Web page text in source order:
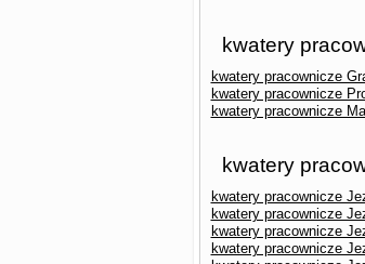
kwatery
kwatery pracownicze
kwatery pracownicze
kwatery pracownicze
kwatery
kwatery pracownicze
kwatery pracownicze
kwatery pracownicze
kwatery pracownicze